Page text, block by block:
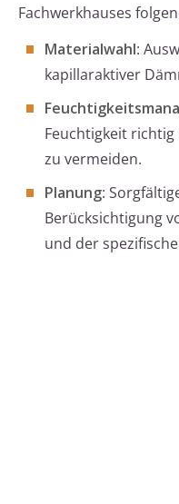
Fachwerkhauses
Materialwahl:
kapillaraktiver
Feuchtigkeit
zu vermeiden.
Planung:
Berücksichtigung
und der